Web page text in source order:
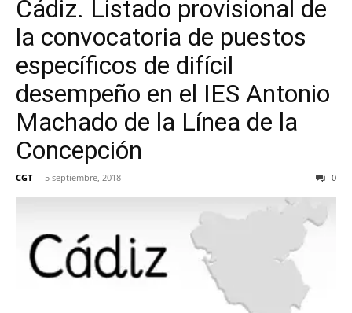
Cádiz. Listado provisional de
la convocatoria de puestos
específicos de difícil
desempeño en el IES Antonio
Machado de la Línea de la
Concepción
CGT - 5 septiembre, 2018 0